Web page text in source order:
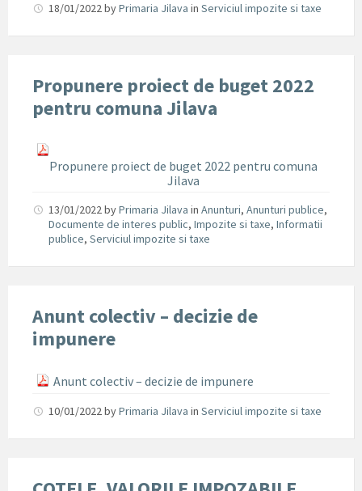
18/01/2022byPrimaria Jilava in Serviciul impozite si taxe
Propunere proiect de buget 2022
pentru comuna Jilava
Propunere proiect de buget 2022 pentru comuna
Jilava
13/01/2022byPrimaria Jilava in Anunturi, Anunturi publice,
Documente de interes public, Impozite si taxe, Informatii
publice, Serviciul impozite si taxe
Anunt colectiv – decizie de
impunere
Anunt colectiv – decizie de impunere
10/01/2022byPrimaria Jilava in Serviciul impozite si taxe